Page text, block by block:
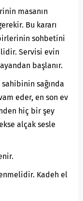
masanın
Bu kararı
sohbetini
Servisi evin
başlanır.
sağında
eder, en son ev
hiç bir şey
alçak sesle
Kadeh el